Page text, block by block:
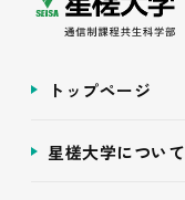
トップページ
星槎大学について